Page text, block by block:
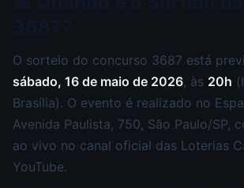
O sorteio do concurso 3687 está
sábado, 16 de maio de 2026, às 20h
Brasília). O evento é realizado no
Avenida Paulista, 750, São Paulo/SP,
ao vivo no canal oficial das Loterias
YouTube.